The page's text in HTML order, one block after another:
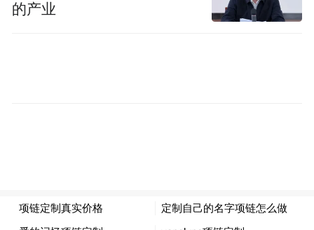
况，首创环保表示，2025年上半年公司收到
上市公司重点项目受关注
的产业